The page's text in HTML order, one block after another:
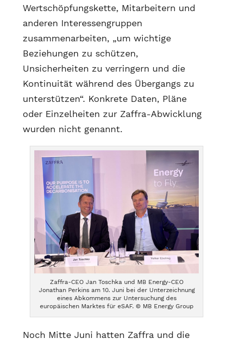
Wertschöpfungskette, Mitarbeitern und
anderen Interessengruppen
zusammenarbeiten, „um wichtige
Beziehungen zu schützen,
Unsicherheiten zu verringern und die
Kontinuität während des Übergangs zu
unterstützen“. Konkrete Daten, Pläne
oder Einzelheiten zur Zaffra-Abwicklung
wurden nicht genannt.
Zaffra-CEO Jan Toschka und MB Energy-CEO
Jonathan Perkins am 10. Juni bei der Unterzeichnung
eines Abkommens zur Untersuchung des
europäischen Marktes für eSAF. © MB Energy Group
Noch Mitte Juni hatten Zaffra und die